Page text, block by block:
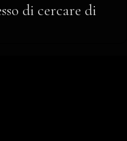
di cercare di